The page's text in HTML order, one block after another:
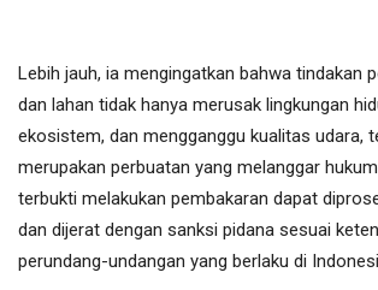
Lebih jauh, ia mengingatkan bahwa tindakan
dan lahan tidak hanya merusak lingkungan
ekosistem, dan mengganggu kualitas udara,
merupakan perbuatan yang melanggar
terbukti melakukan pembakaran dapat
dan dijerat dengan sanksi pidana sesuai
perundang-undangan yang berlaku di